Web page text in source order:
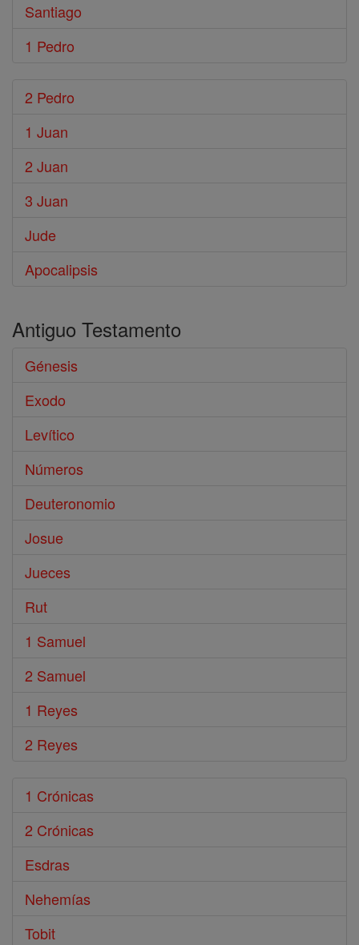
Santiago
1 Pedro
2 Pedro
1 Juan
2 Juan
3 Juan
Jude
Apocalipsis
Antiguo Testamento
Génesis
Exodo
Levítico
Números
Deuteronomio
Josue
Jueces
Rut
1 Samuel
2 Samuel
1 Reyes
2 Reyes
1 Crónicas
2 Crónicas
Esdras
Nehemías
Tobit